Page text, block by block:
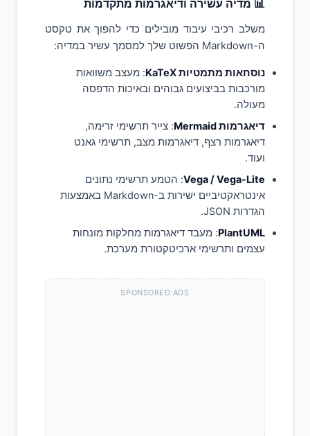
📊 מדיה עשירה ודיאגרמות מתקדמות
משלב רכיבי עיבוד מובילים כדי להפוך את טקסט
ה-Markdown הפשוט שלך למסמך עשיר במדיה:
נוסחאות מתמטיות KaTeX
: מעצב משוואות
מורכבות בביצועים גבוהים ובאיכות הדפסה
מעולה.
דיאגרמות Mermaid
: צייר תרשימי זרימה,
דיאגרמות רצף, דיאגרמות מצב, תרשימי גאנט
ועוד.
Vega / Vega-Lite: הטמע תרשימי נתונים
אינטראקטיביים ישירות ב-Markdown באמצעות
הגדרות JSON.
PlantUML: מעבד דיאגרמות מחלקות מונחות
עצמים ותרשימי ארכיטקטורת מערכת.
SPONSORED ADS